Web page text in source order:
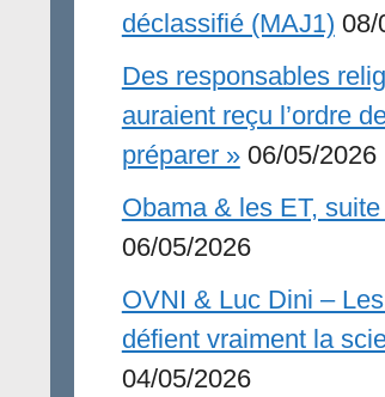
déclassifié (MAJ1) 08/
Des responsables
auraient reçu l’ordre
préparer » 06/05/2026
Obama & les ET,
06/05/2026
OVNI & Luc Dini –
défient vraiment la
04/05/2026